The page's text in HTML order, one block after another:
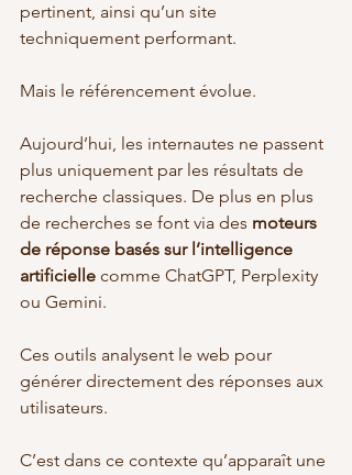
pertinent, ainsi qu’un site
techniquement performant.
Mais le référencement évolue.
Aujourd’hui, les internautes ne passent
plus uniquement par les résultats de
recherche classiques. De plus en plus
de recherches se font via des moteurs
de réponse basés sur l’intelligence
artificielle comme ChatGPT, Perplexity
ou Gemini.
Ces outils analysent le web pour
générer directement des réponses aux
utilisateurs.
C’est dans ce contexte qu’apparaît une